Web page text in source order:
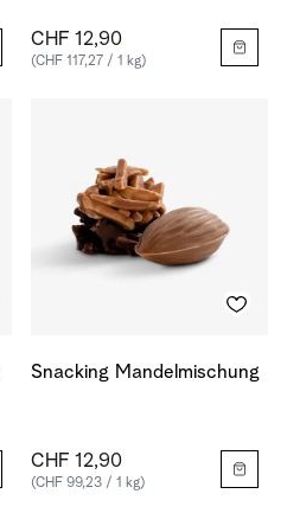
CHF 12,90
(CHF 117,27 / 1 kg)
Snacking Mandelmischung
CHF 12,90
(CHF 99,23 / 1 kg)